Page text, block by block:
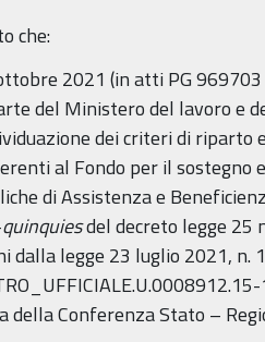
che:
2021 (in atti PG 969703
del Ministero del lavoro e
dei criteri di riparto
al Fondo per il sostegno
di Assistenza e
quinquiesdel decreto legge 25
dalla legge 23 luglio 2021, n.
della Conferenza Stato –